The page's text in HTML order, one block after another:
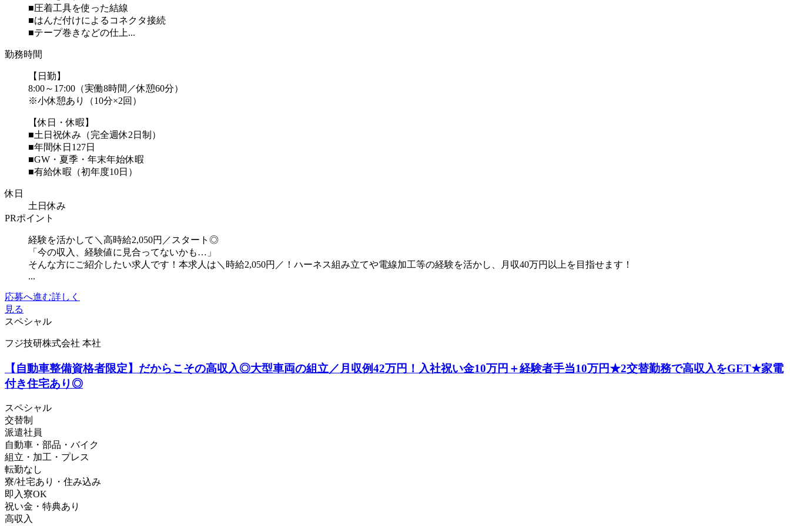
■圧着工具を使った結線
■はんだ付けによるコネクタ接続
■テープ巻きなどの仕上...
勤務時間
【日勤】
8:00～17:00（実働8時間／休憩60分）
※小休憩あり（10分×2回）
【休日・休暇】
■土日祝休み（完全週休2日制）
■年間休日127日
■GW・夏季・年末年始休暇
■有給休暇（初年度10日）
休日
土日休み
PRポイント
経験を活かして＼高時給2,050円／スタート◎
「今の収入、経験値に見合ってないかも…」
そんな方にご紹介したい求人です！本求人は＼時給2,050円／！ハーネス組み立てや電線加工等の経験を活かし、月収40万円以上を目指せます！
...
応募へ進む詳しく
見る
スペシャル
フジ技研株式会社 本社
【自動車整備資格者限定】だからこその高収入◎大型車両の組立／月収例42万円！入社祝い金10万円＋経験者手当10万円★2交替勤務で高収入をGET★家電
付き住宅あり◎
スペシャル
交替制
派遣社員
自動車・部品・バイク
組立・加工・プレス
転勤なし
寮/社宅あり・住み込み
即入寮OK
祝い金・特典あり
高収入